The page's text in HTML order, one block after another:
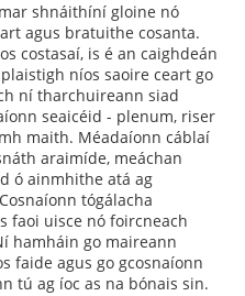
shnáithíní gloine nó
agus bratuithe cosanta.
costasaí, is é an caighdeán
níos saoire ceart go
ní tharchuireann siad
seaicéid - plenum, riser
maith. Méadaíonn cáblaí
araimíde, meáchan
ó ainmhithe atá ag
tógálacha
faoi uisce nó foircneach
hamháin go maireann
faide agus go gcosnaíonn
tú ag íoc as na bónais sin.